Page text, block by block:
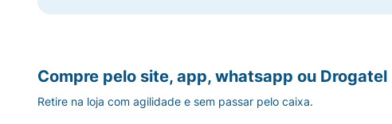
Compre pelo site, app, whatsapp ou Drogatel
Retire na loja com agilidade e sem passar pelo caixa.